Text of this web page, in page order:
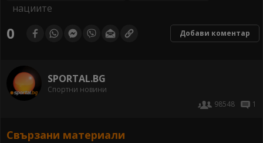
0 Добави коментар
SPORTAL.BG
Спортни новини
98548
1
Свързани материали